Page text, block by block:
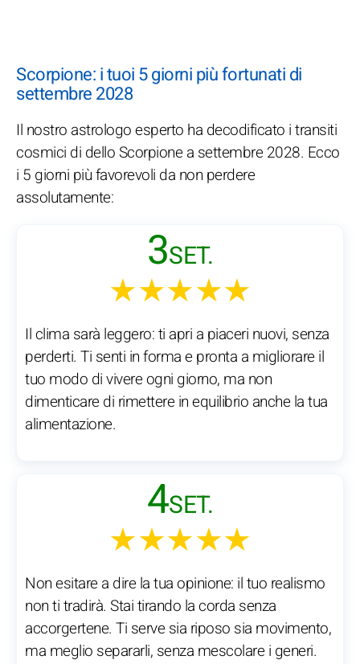
Scorpione: i tuoi 5 giorni più fortunati di
settembre 2028
Il nostro astrologo esperto ha decodificato i transiti
cosmici di dello Scorpione a settembre 2028. Ecco
i 5 giorni più favorevoli da non perdere
assolutamente:
3SET.
★★★★★
Il clima sarà leggero: ti apri a piaceri nuovi, senza
perderti. Ti senti in forma e pronta a migliorare il
tuo modo di vivere ogni giorno, ma non
dimenticare di rimettere in equilibrio anche la tua
alimentazione.
4SET.
★★★★★
Non esitare a dire la tua opinione: il tuo realismo
non ti tradirà. Stai tirando la corda senza
accorgertene. Ti serve sia riposo sia movimento,
ma meglio separarli, senza mescolare i generi.